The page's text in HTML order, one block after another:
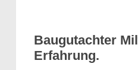
Baugutachter
Erfahrung.